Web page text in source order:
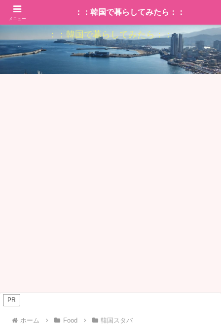
：：韓国で暮らしてみたら：：
PR
ホーム Food 韓国スタバ
メニュー
：：韓国で暮らしてみたら：：